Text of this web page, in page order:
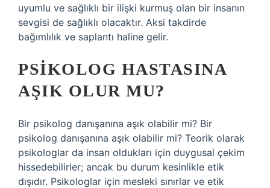
uyumlu ve sağlıklı bir ilişki kurmuş olan bir insanın
sevgisi de sağlıklı olacaktır. Aksi takdirde
bağımlılık ve saplantı haline gelir.
PSIKOLOG HASTASINA
AŞIK OLUR MU?
Bir psikolog danışanına aşık olabilir mi? Bir
psikolog danışanına aşık olabilir mi? Teorik olarak
psikologlar da insan oldukları için duygusal çekim
hissedebilirler; ancak bu durum kesinlikle etik
dışıdır. Psikologlar için mesleki sınırlar ve etik